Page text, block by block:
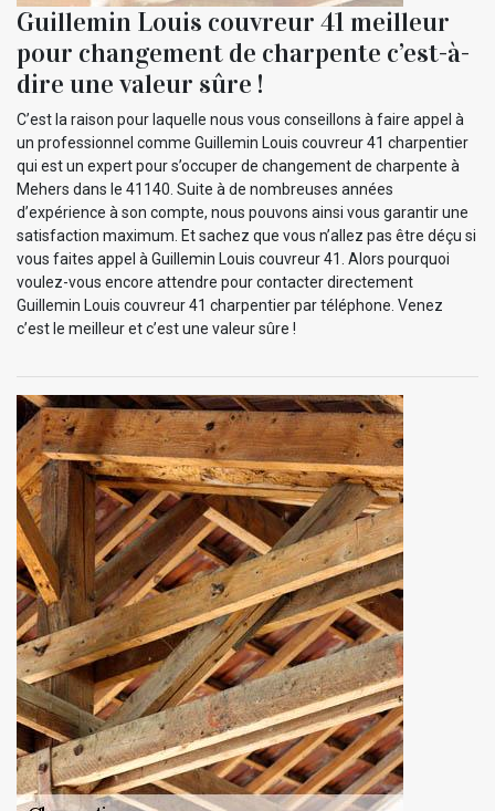
Guillemin Louis couvreur 41 meilleur
pour changement de charpente c’est-à-
dire une valeur sûre !
C’est la raison pour laquelle nous vous conseillons à faire appel à
un professionnel comme Guillemin Louis couvreur 41 charpentier
qui est un expert pour s’occuper de changement de charpente à
Mehers dans le 41140. Suite à de nombreuses années
d’expérience à son compte, nous pouvons ainsi vous garantir une
satisfaction maximum. Et sachez que vous n’allez pas être déçu si
vous faites appel à Guillemin Louis couvreur 41. Alors pourquoi
voulez-vous encore attendre pour contacter directement
Guillemin Louis couvreur 41 charpentier par téléphone. Venez
c’est le meilleur et c’est une valeur sûre !